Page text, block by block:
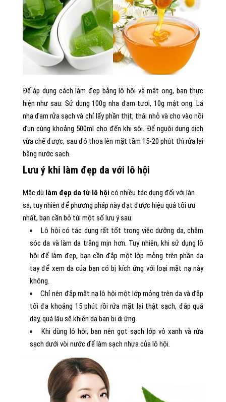
Để áp dụng cách làm đẹp bằng lô hội và mật ong, bạn thực
hiện như sau: Sử dụng 100g nha đam tươi, 10g mật ong. Lá
nha đam rửa sạch và chỉ lấy phần thịt, thái nhỏ và cho vào nồi
đun cùng khoảng 500ml cho đến khi sôi. Để nguội dung dịch
vừa chế được, sau đó thoa lên mặt tầm 15-20 phút thì rửa lại
bằng nước sạch.
Lưu ý khi làm đẹp da với lô hội
Mặc dù làm đẹp da từ lô hộicó nhiều tác dụng đối với làn
sa, tuy nhiên để phương pháp này đạt được hiệu quả tối ưu
nhất, bạn cần bỏ túi một số lưu ý sau:
Lô hội có tác dụng rất tốt trong việc dưỡng da, chăm
sóc da và làm da trắng mịn hơn. Tuy nhiên, khi sử dụng lô
hội để làm đẹp, bạn cần đắp một lớp mỏng trên phần da
tay để xem da của bạn có bị kích ứng với loại mặt nạ này
không.
Chỉ nên đắp mặt nạ lô hội một lớp mỏng trên da và đắp
tối đa khoảng 15 phút rồi rửa mặt lại thật sạch, đắp quá
dày, quá lâu sẽ khiến da bạn bị dị ứng.
Khi dùng lô hội, bạn nên gọt sạch lớp vỏ xanh và rửa
sạch dưới vòi nước để làm sạch nhựa của lô hội.